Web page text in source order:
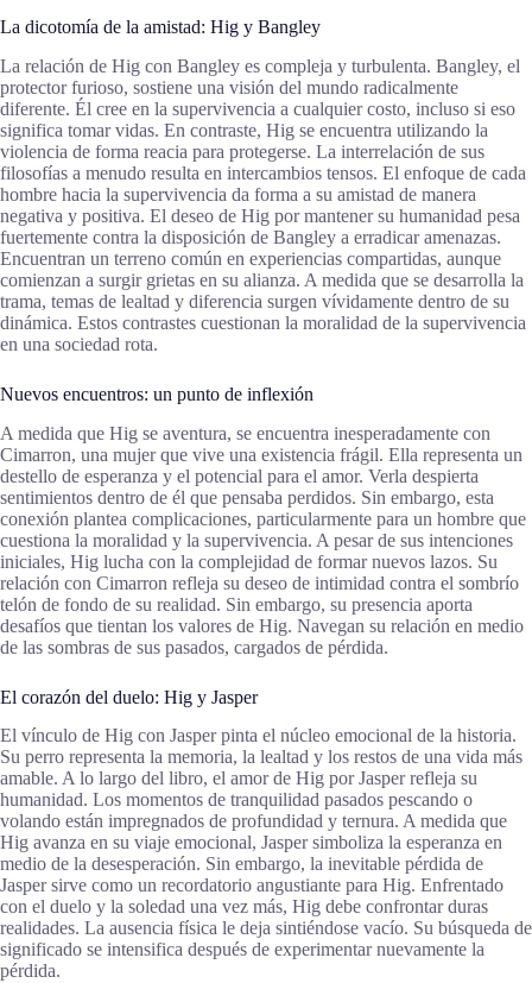
La dicotomía de la amistad: Hig y Bangley
La relación de Hig con Bangley es compleja y turbulenta. Bangley, el
protector furioso, sostiene una visión del mundo radicalmente
diferente. Él cree en la supervivencia a cualquier costo, incluso si eso
significa tomar vidas. En contraste, Hig se encuentra utilizando la
violencia de forma reacia para protegerse. La interrelación de sus
filosofías a menudo resulta en intercambios tensos. El enfoque de cada
hombre hacia la supervivencia da forma a su amistad de manera
negativa y positiva. El deseo de Hig por mantener su humanidad pesa
fuertemente contra la disposición de Bangley a erradicar amenazas.
Encuentran un terreno común en experiencias compartidas, aunque
comienzan a surgir grietas en su alianza. A medida que se desarrolla la
trama, temas de lealtad y diferencia surgen vívidamente dentro de su
dinámica. Estos contrastes cuestionan la moralidad de la supervivencia
en una sociedad rota.
Nuevos encuentros: un punto de inflexión
A medida que Hig se aventura, se encuentra inesperadamente con
Cimarron, una mujer que vive una existencia frágil. Ella representa un
destello de esperanza y el potencial para el amor. Verla despierta
sentimientos dentro de él que pensaba perdidos. Sin embargo, esta
conexión plantea complicaciones, particularmente para un hombre que
cuestiona la moralidad y la supervivencia. A pesar de sus intenciones
iniciales, Hig lucha con la complejidad de formar nuevos lazos. Su
relación con Cimarron refleja su deseo de intimidad contra el sombrío
telón de fondo de su realidad. Sin embargo, su presencia aporta
desafíos que tientan los valores de Hig. Navegan su relación en medio
de las sombras de sus pasados, cargados de pérdida.
El corazón del duelo: Hig y Jasper
El vínculo de Hig con Jasper pinta el núcleo emocional de la historia.
Su perro representa la memoria, la lealtad y los restos de una vida más
amable. A lo largo del libro, el amor de Hig por Jasper refleja su
humanidad. Los momentos de tranquilidad pasados pescando o
volando están impregnados de profundidad y ternura. A medida que
Hig avanza en su viaje emocional, Jasper simboliza la esperanza en
medio de la desesperación. Sin embargo, la inevitable pérdida de
Jasper sirve como un recordatorio angustiante para Hig. Enfrentado
con el duelo y la soledad una vez más, Hig debe confrontar duras
realidades. La ausencia física le deja sintiéndose vacío. Su búsqueda de
significado se intensifica después de experimentar nuevamente la
pérdida.